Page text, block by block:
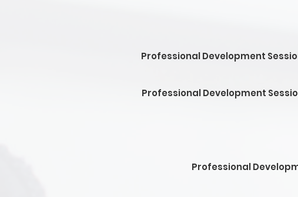
Professional Development
Professional Development
Professional